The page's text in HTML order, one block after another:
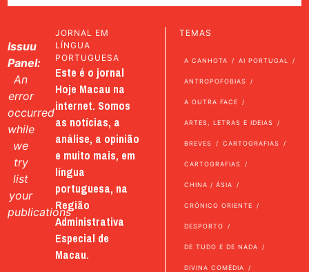
Issuu
Panel:
An
error
occurred
while
we
try
list
your
publications
JORNAL EM
LÍNGUA
PORTUGUESA
Este é o jornal
Hoje Macau na
internet. Somos
as notícias, a
análise, a opinião
e muito mais, em
língua
portuguesa, na
Região
Administrativa
Especial de
Macau.
TEMAS
A CANHOTA AI PORTUGAL
ANTROPOFOBIAS
A OUTRA FACE
ARTES, LETRAS E IDEIAS
BREVES CARTOGRAFIAS
CARTOGRAFIAS
CHINA / ÁSIA
CRÓNICO ORIENTE
DESPORTO
DE TUDO E DE NADA
DIVINA COMÉDIA